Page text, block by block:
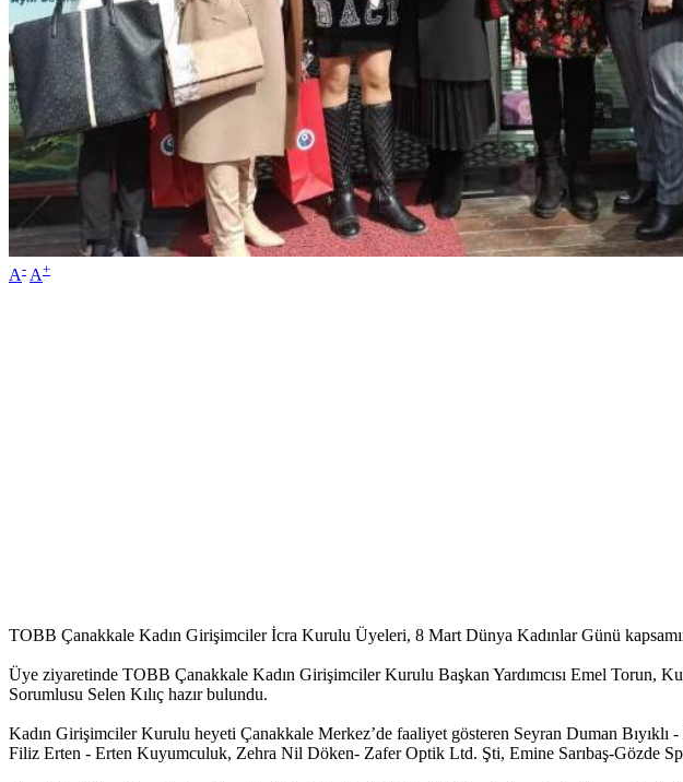
A- A+
TOBB Çanakkale Kadın Girişimciler İcra Kurulu Üyeleri, 8 Mart Dünya Kadınlar Günü
Üye ziyaretinde TOBB Çanakkale Kadın Girişimciler Kurulu Başkan Yardımcısı Emel
Sorumlusu Selen Kılıç hazır bulundu.
Kadın Girişimciler Kurulu heyeti Çanakkale Merkez’de faaliyet gösteren Seyran Duman
Filiz Erten - Erten Kuyumculuk, Zehra Nil Döken- Zafer Optik Ltd. Şti, Emine Sarıbaş-Gözde